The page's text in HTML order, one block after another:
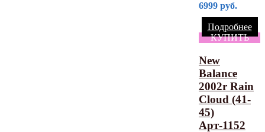
6999 руб.
Подробнее
КУПИТЬ
New
Balance
2002r Rain
Cloud (41-
45)
Арт-1152